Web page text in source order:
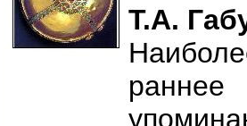
Т.А.
раннее